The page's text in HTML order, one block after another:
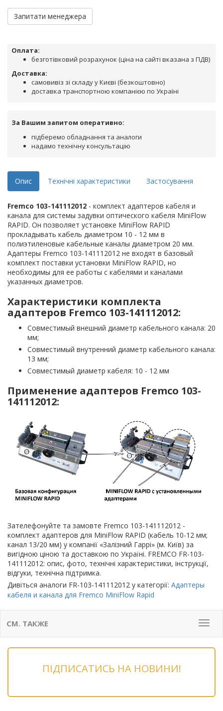
Запитати менеджера
Оплата:
безготівковий розрахунок (ціна на сайті вказана з ПДВ)
Доставка:
самовивіз зі складу у Києві (безкоштовно)
доставка транспортною компанією по Україні
За Вашим запитом оперативно:
підберемо обладнання та аналоги
надамо технічну консультацію
Опис Технічні характеристики Застосування
Fremco 103-141112012 - комплект адаптеров кабеля и
канала для системы задувки оптического кабеля MiniFlow
RAPID. Он позволяет установке MiniFlow RAPID
прокладывать кабель диаметром 10 - 12 мм в
полиэтиленовые кабельные каналы диаметром 20 мм.
Адаптеры Fremco 103-141112012 не входят в базовый
комплект поставки установки MiniFlow RAPID, но
необходимы для ее работы с кабелями и каналами
указанных диаметров.
Характеристики комплекта
адаптеров Fremco 103-141112012:
Совместимый внешний диаметр кабельного канала: 20
мм;
Совместимый внутренний диаметр кабельного канала:
13 мм;
Совместимый диаметр кабеля: 10 - 12 мм
Применение адаптеров Fremco 103-
141112012:
Зателефонуйте та замовте Fremco 103-141112012 -
комплект адаптеров для MiniFlow RAPID (кабель 10-12 мм;
канал 13/20 мм) у компанії «Залізний Гаррі» (м. Київ) за
вигідною ціною та доставкою по Україні. FREMCO FR-103-
141112012: опис, фото, технічні характеристики, інструкції,
відгуки, технічна підтримка.
Дивіться аналоги FR-103-141112012 у категорії: Адаптеры
кабеля и канала для Fremco MiniFlow Rapid
Меню
СМ. ТАКЖЕ
ПІДПИСАТИСЬ НА НОВИНИ!